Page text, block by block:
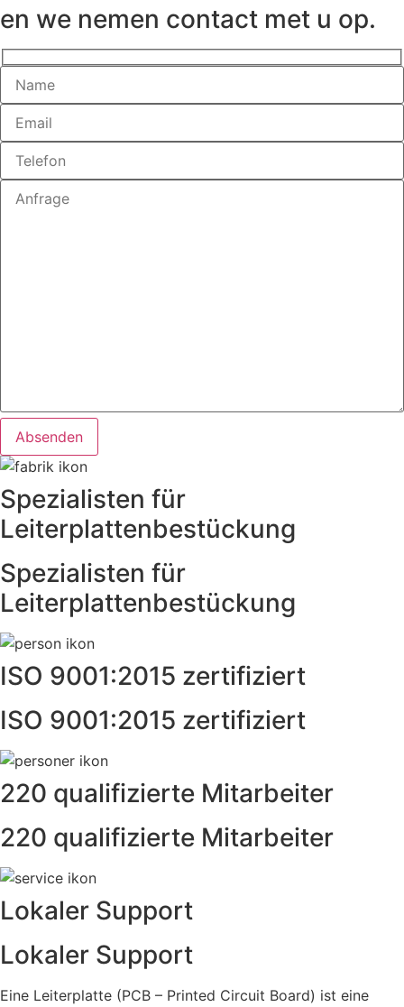
en we nemen contact met u op.
Spezialisten für
Leiterplattenbestückung
Spezialisten für
Leiterplattenbestückung
ISO 9001:2015 zertifiziert
ISO 9001:2015 zertifiziert
220 qualifizierte Mitarbeiter
220 qualifizierte Mitarbeiter
Lokaler Support
Lokaler Support
Eine Leiterplatte (PCB – Printed Circuit Board) ist eine